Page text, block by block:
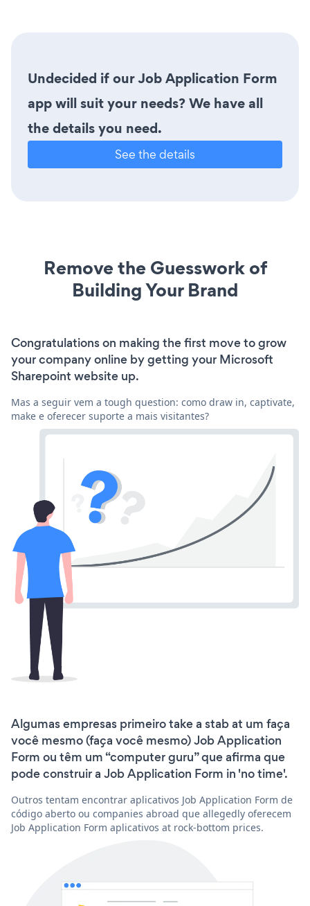
Undecided if our Job Application Form
app will suit your needs? We have all
the details you need.
See the details
Remove the Guesswork of
Building Your Brand
Congratulations on making the first move to grow
your company online by getting your Microsoft
Sharepoint website up.
Mas a seguir vem a tough question: como draw in, captivate,
make e oferecer suporte a mais visitantes?
Algumas empresas primeiro take a stab at um faça
você mesmo (faça você mesmo) Job Application
Form ou têm um “computer guru” que afirma que
pode construir a Job Application Form in 'no time'.
Outros tentam encontrar aplicativos Job Application Form de
código aberto ou companies abroad que allegedly oferecem
Job Application Form aplicativos at rock-bottom prices.